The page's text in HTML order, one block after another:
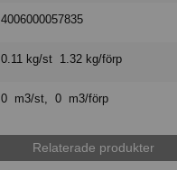
4006000057835
0.11 kg/st 1.32 kg/förp
0 m3/st, 0 m3/förp
Relaterade produkter